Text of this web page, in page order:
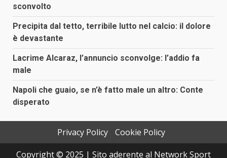
sconvolto
Precipita dal tetto, terribile lutto nel calcio: il dolore
è devastante
Lacrime Alcaraz, l’annuncio sconvolge: l’addio fa
male
Napoli che guaio, se n’è fatto male un altro: Conte
disperato
Privacy Policy
Cookie Policy
Copyright © 2025 | Sito aderente al Network Sport